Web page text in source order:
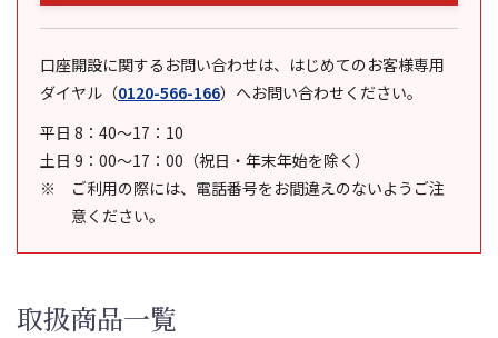
口座開設に関するお問い合わせは、はじめてのお客様専用
ダイヤル （0120-566-166） へお問い合わせください。
平日 8：40～17：10
土日 9：00～17：00（祝日・年末年始を除く）
ご利用の際には、電話番号をお間違えのないようご注
意ください。
取扱商品一覧